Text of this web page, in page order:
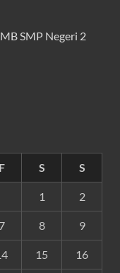
SMP Negeri 2
F S S
1 2
7 8 9
15 16